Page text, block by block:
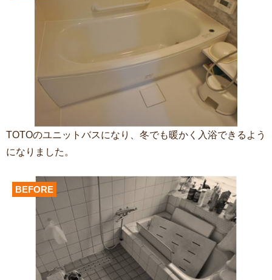
TOTOのユニットバスになり、冬でも暖かく入浴できるよう
になりました。
BEFORE